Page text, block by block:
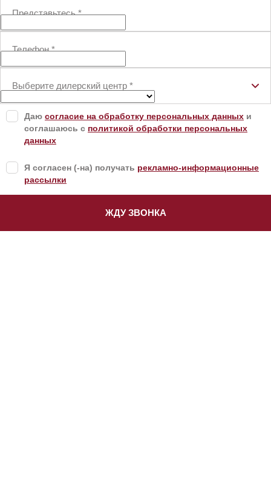
Представьтесь*
Телефон*
Выберите дилерский центр *
Даю согласие на обработку персональных данных и
соглашаюсь с политикой обработки персональных
данных
Я согласен (-на) получать рекламно-информационные
рассылки
ЖДУ ЗВОНКА